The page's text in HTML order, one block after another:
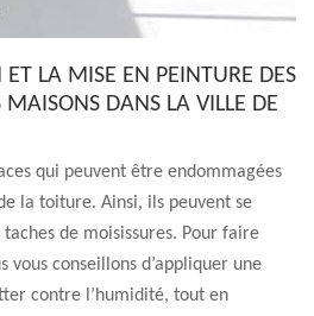
LA MISE EN PEINTURE DES
MAISONS DANS LA VILLE DE
qui peuvent être endommagées
la toiture. Ainsi, ils peuvent se
de moisissures. Pour faire
vous conseillons d’appliquer une
contre l’humidité, tout en